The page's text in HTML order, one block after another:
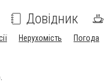
Довідник
Нерухомість Погода